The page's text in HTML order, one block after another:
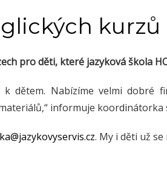
kurzů
pro děti, které jazyková škola
dětem. Nabízíme velmi dobré
informuje koordinátorka
. My i děti už